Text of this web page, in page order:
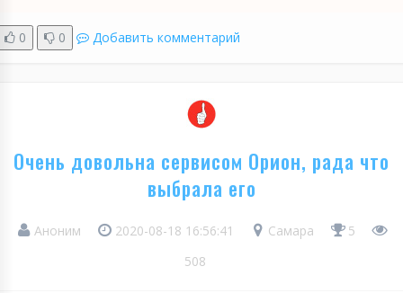
0 0 Добавить комментарий
Очень довольна сервисом Орион, рада что
выбрала его
Аноним 2020-08-18 16:56:41 Самара
5
508